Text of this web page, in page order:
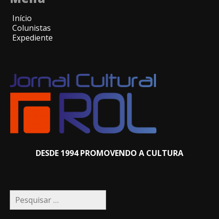
Início
Colunistas
Expediente
DESDE 1994 PROMOVENDO A CULTURA
Pesquisar
por: